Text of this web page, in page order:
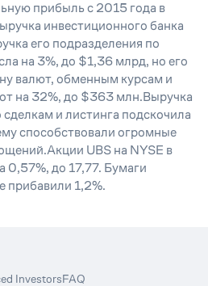
прибыль с 2015 года в
инвестиционного банка
его подразделения по
на 3%, до $1,36 млрд, но его
валют, обменным курсам и
на 32%, до $363 млн.Выручка
и листинга подскочила
способствовали огромные
UBS на NYSE в
0,57%, до 17,77. Бумаги
прибавили 1,2%.
InvestorsFAQ